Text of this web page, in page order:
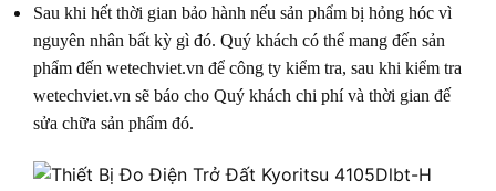
Sau khi hết thời gian bảo hành nếu sản phẩm bị hỏng hóc vì
nguyên nhân bất kỳ gì đó. Quý khách có thể mang đến sản
phẩm đến wetechviet.vn để công ty kiểm tra, sau khi kiểm tra
wetechviet.vn sẽ báo cho Quý khách chi phí và thời gian đế
sửa chữa sản phẩm đó.